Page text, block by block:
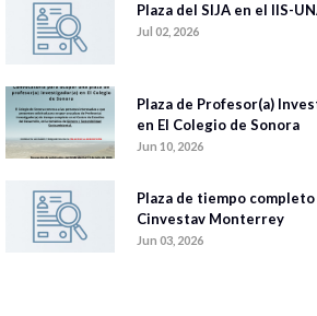
Plaza del SIJA en el IIS-
Jul 02, 2026
Plaza de Profesor(a)
en El Colegio de Sonora
Jun 10, 2026
Plaza de tiempo completo
Cinvestav Monterrey
Jun 03, 2026